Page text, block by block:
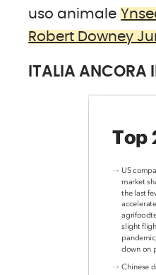
uso animale
Robert Downey
ITALIA ANCORA